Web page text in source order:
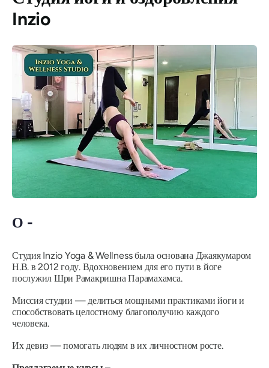
Inzio
О -
Студия Inzio Yoga & Wellness была основана Джаякумаром
Н.В. в 2012 году. Вдохновением для его пути в йоге
послужил Шри Рамакришна Парамахамса.
Миссия студии — делиться мощными практиками йоги и
способствовать целостному благополучию каждого
человека.
Их девиз — помогать людям в их личностном росте.